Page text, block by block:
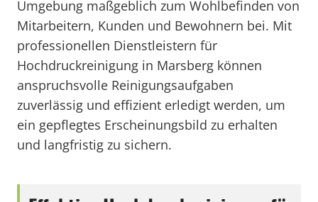
Umgebung maßgeblich zum Wohlbefinden von
Mitarbeitern, Kunden und Bewohnern bei. Mit
professionellen Dienstleistern für
Hochdruckreinigung in Marsberg können
anspruchsvolle Reinigungsaufgaben
zuverlässig und effizient erledigt werden, um
ein gepflegtes Erscheinungsbild zu erhalten
und langfristig zu sichern.